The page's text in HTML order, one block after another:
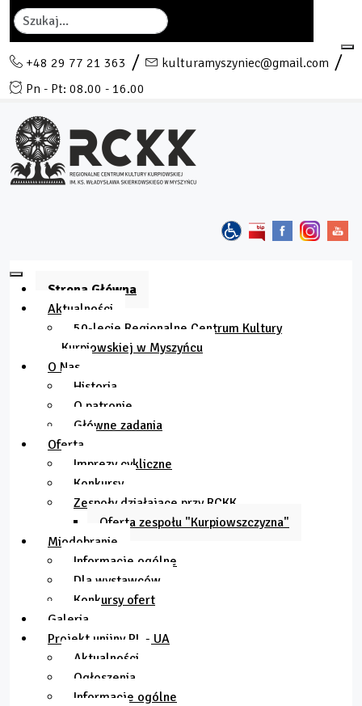
Szukaj
+48 29 77 21 363
kulturamyszyniec@gmail.com
Pn - Pt: 08.00 - 16.00
Strona Główna
Aktualności
50-lecie Regionalne Centrum Kultury
Kurpiowskiej w Myszyńcu
O Nas
Historia
O patronie
Główne zadania
Oferta
Imprezy cykliczne
Konkursy
Zespoły działające przy RCKK
Oferta zespołu "Kurpiowszczyzna"
Miodobranie
Informacje ogólne
Dla wystawców
Konkursy ofert
Galeria
Projekt unijny PL - UA
Aktualności
Ogłoszenia
Informacje ogólne